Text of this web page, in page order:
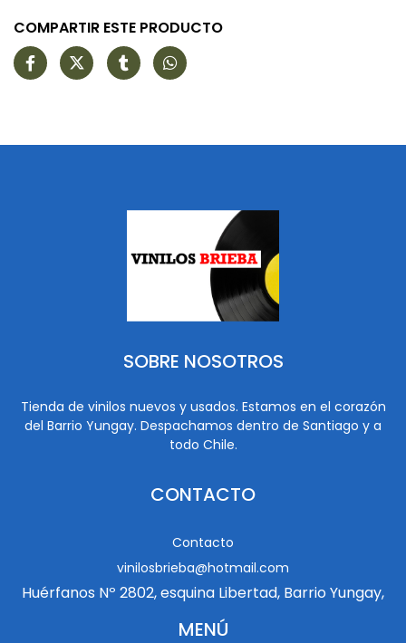
COMPARTIR ESTE PRODUCTO
SOBRE NOSOTROS
Tienda de vinilos nuevos y usados. Estamos en el corazón
del Barrio Yungay. Despachamos dentro de Santiago y a
todo Chile.
CONTACTO
Contacto
vinilosbrieba@hotmail.com
Huérfanos Nº 2802, esquina Libertad, Barrio Yungay,
MENÚ